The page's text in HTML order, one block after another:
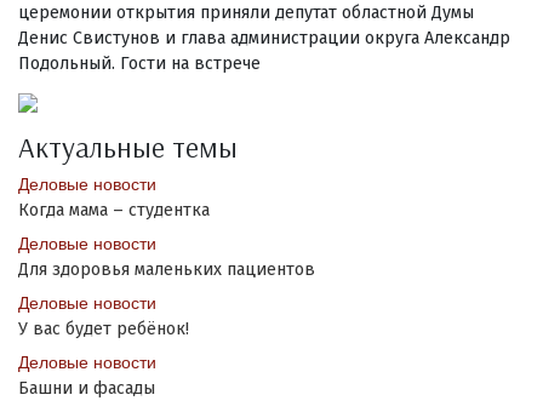
церемонии открытия приняли депутат областной Думы
Денис Свистунов и глава администрации округа Александр
Подольный. Гости на встрече
Актуальные темы
Деловые новости
Когда мама – студентка
Деловые новости
Для здоровья маленьких пациентов
Деловые новости
У вас будет ребёнок!
Деловые новости
Башни и фасады